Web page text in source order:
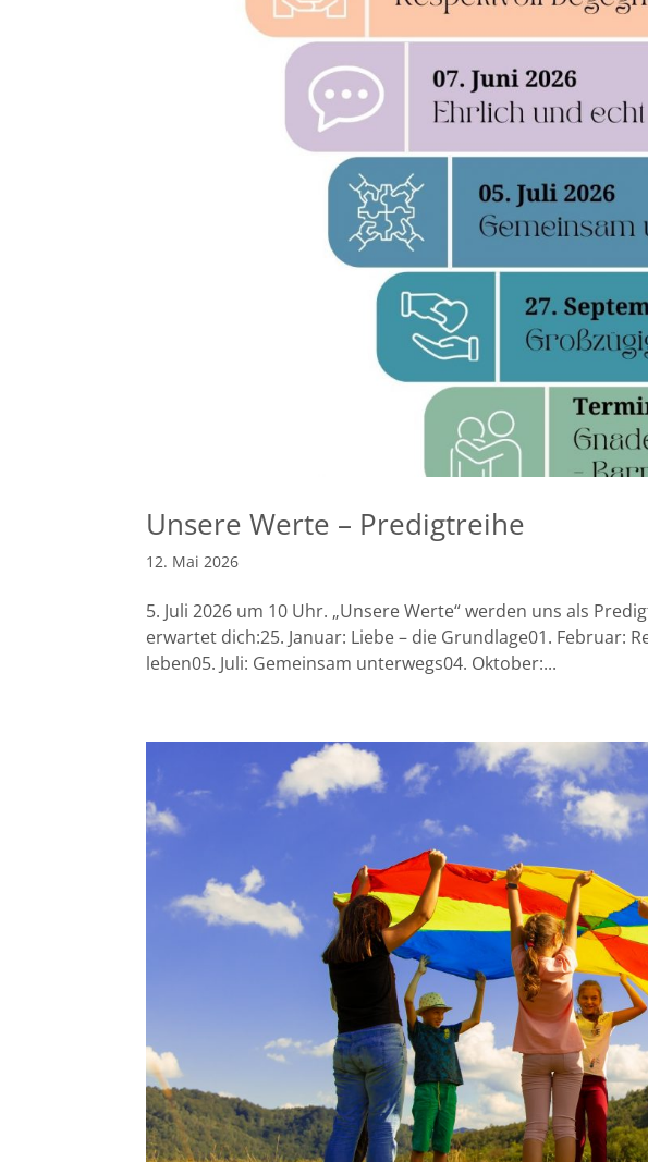
Unsere Werte – Predigtreihe
12. Mai 2026
5. Juli 2026 um 10 Uhr. „Unsere Werte“ werden uns als
erwartet dich:25. Januar: Liebe – die Grundlage01. Februar:
leben05. Juli: Gemeinsam unterwegs04. Oktober:...